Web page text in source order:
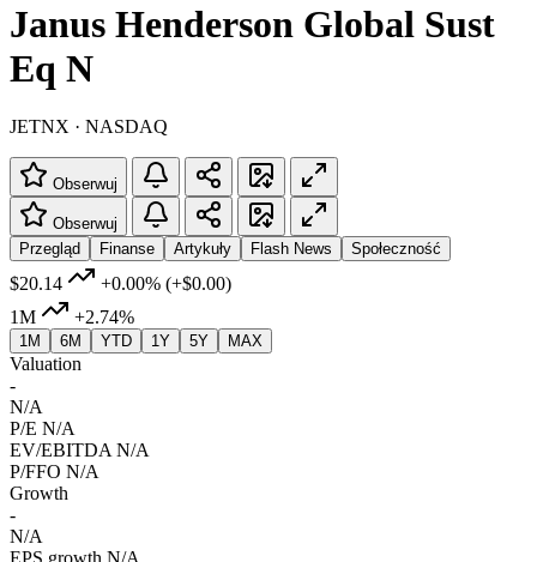
Janus Henderson Global Sust
Eq N
JETNX · NASDAQ
Obserwuj
Obserwuj
Przegląd
Finanse Artykuły Flash News Społeczność
$20.14 +0.00% (+$0.00)
1M
+2.74%
1M 6M YTD 1Y 5Y MAX
Valuation
-
N/A
P/E N/A
EV/EBITDA N/A
P/FFO N/A
Growth
-
N/A
EPS growth N/A